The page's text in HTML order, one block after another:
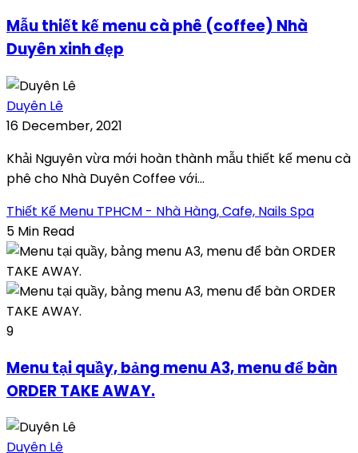
Mẫu thiết kế menu cà phê (coffee) Nhà
Duyên xinh đẹp
Duyên Lê
16 December, 2021
Khải Nguyên vừa mới hoàn thành mẫu thiết kế menu cà
phê cho Nhà Duyên Coffee với...
Thiết Kế Menu TPHCM - Nhà Hàng, Cafe, Nails Spa
5 Min Read
9
Menu tại quầy, bảng menu A3, menu để bàn
ORDER TAKE AWAY.
Duyên Lê